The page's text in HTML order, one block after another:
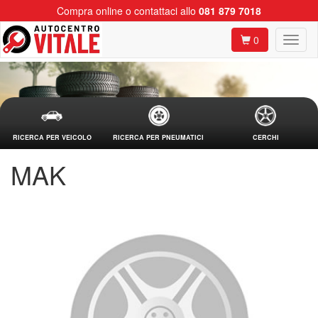
Compra online o contattaci allo 081 879 7018
0
RICERCA PER VEICOLO RICERCA PER PNEUMATICI CERCHI
MAK